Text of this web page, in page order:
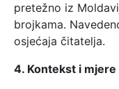
pretežno iz
brojkama.
osjećaja čitatelja.
4. Kontekst i